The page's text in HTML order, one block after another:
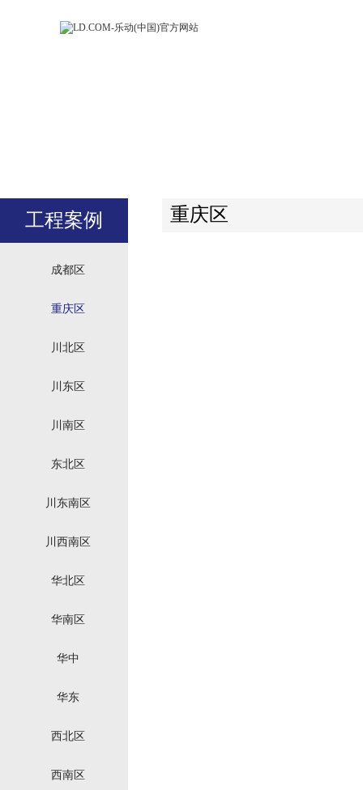
工程案例
成都区
重庆区
川北区
川东区
川南区
东北区
川东南区
川西南区
华北区
华南区
华中
华东
西北区
西南区
重庆区